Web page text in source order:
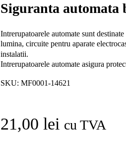
Siguranta automata
Intrerupatoarele automate sunt
lumina, circuite pentru aparate
instalatii.
Intrerupatoarele automate asigura
SKU: MF0001-14621
21,00 lei cu TVA